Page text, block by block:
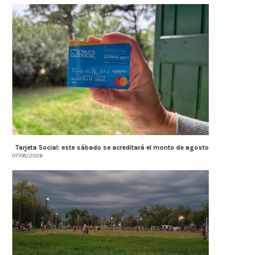
07/08/2026
Tarjeta Social: este sábado se acreditará el monto de agosto
07/08/2026